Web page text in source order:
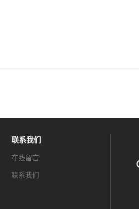
联系我们
在线留言
联系我们